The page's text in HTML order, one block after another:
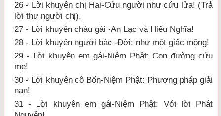
26 - Lời khuyên chị Hai-Cứu người như cứu lửa! (Trả
lời thư người chị).
27 - Lời khuyên cháu gái -An Lạc và Hiếu Nghĩa!
28 - Lời khuyên người bác -Đời: như một giấc mộng!
29 - Lời khuyên em gái-Niệm Phật: Con đường cứu
mẹ!
30 - Lời khuyên cô Bốn-Niệm Phật: Phương pháp giải
nạn!
31 - Lời khuyên em gái-Niệm Phật: Với lời Phát